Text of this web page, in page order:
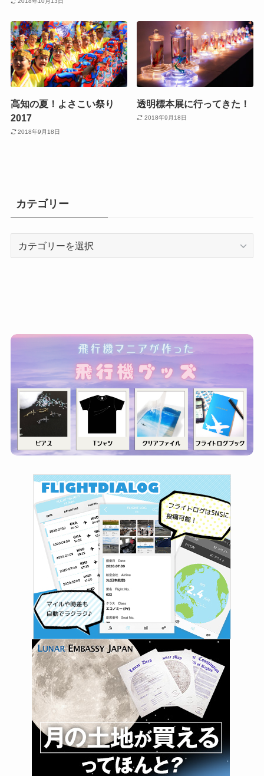
高知の夏！よさこい祭り
2017
2018年9月18日
透明標本展に行ってきた！
2018年9月18日
カテゴリー